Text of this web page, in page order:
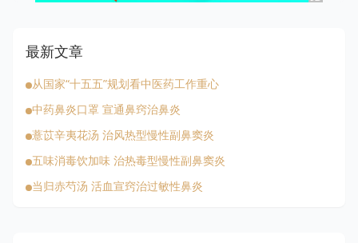
最新文章
从国家“十五五”规划看中医药工作重心
中药鼻炎口罩 宣通鼻窍治鼻炎
薏苡辛夷花汤 治风热型慢性副鼻窦炎
五味消毒饮加味 治热毒型慢性副鼻窦炎
当归赤芍汤 活血宣窍治过敏性鼻炎